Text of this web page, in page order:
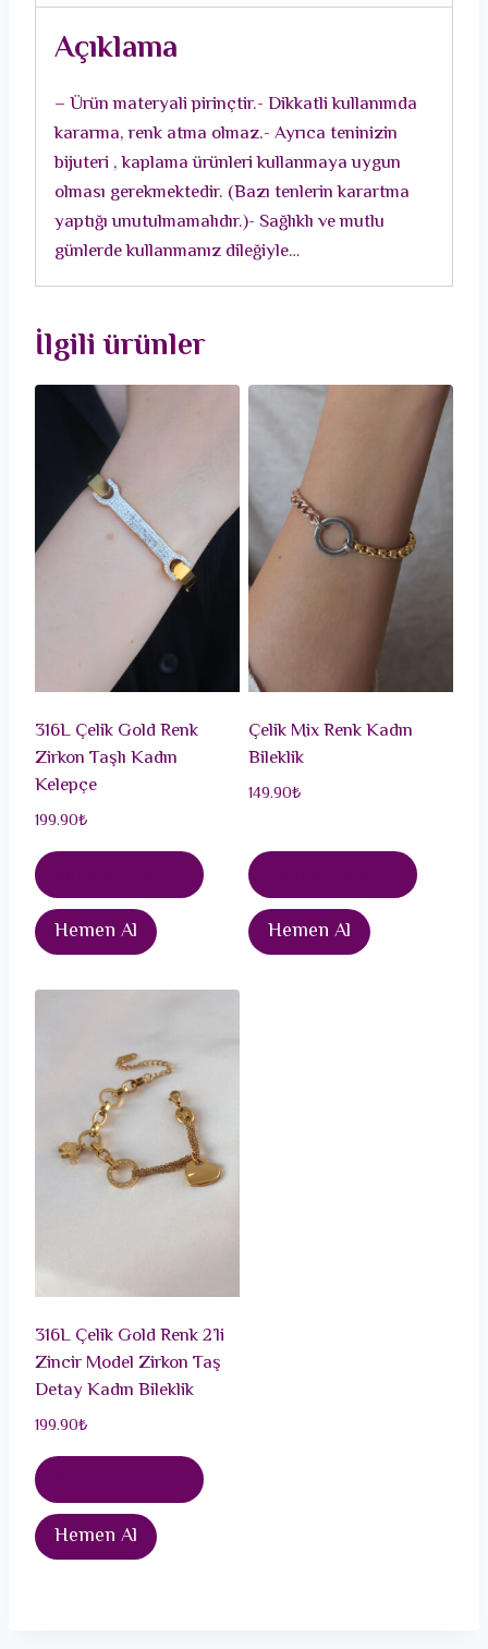
Kadın
adet
Açıklama
– Ürün materyali pirinçtir.- Dikkatli kullanımda
kararma, renk atma olmaz.- Ayrıca teninizin
bijuteri , kaplama ürünleri kullanmaya uygun
olması gerekmektedir. (Bazı tenlerin karartma
yaptığı unutulmamalıdır.)- Sağlıklı ve mutlu
günlerde kullanmanız dileğiyle…
İlgili ürünler
316L Çelik Gold Renk
Zirkon Taşlı Kadın
Kelepçe
199.90₺
Hemen Al
Çelik Mix Renk Kadın
Bileklik
149.90₺
Hemen Al
316L Çelik Gold Renk 2’li
Zincir Model Zirkon Taş
Detay Kadın Bileklik
199.90₺
Hemen Al